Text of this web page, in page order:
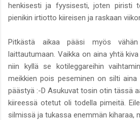
henkisesti ja fyysisesti, joten piristi
pienikin irtiotto kiireisen ja raskaan
Pitkästä aikaa pääsi myös vähän
laittautumaan. Vaikka on aina yhtä
niin kyllä se kotileggareihin
meikkien pois peseminen on silti
päästyä :-D Asukuvat tosin otin tässä
kiireessä otetut oli todella pimeitä.
silmissä ja tukassa enemmän kiharaa,